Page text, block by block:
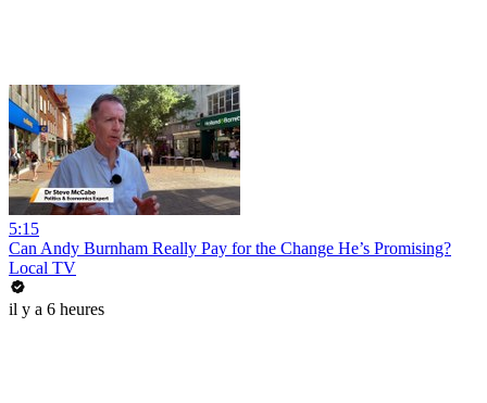
5:15
Can Andy Burnham Really Pay for the Change He’s Promising?
Local TV
il y a 6 heures